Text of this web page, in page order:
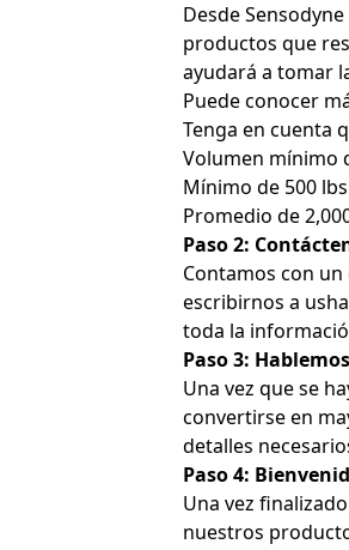
Desde
productos que
ayudará a tomar
Puede conocer
Tenga en cuenta
Volumen mínimo
Mínimo de 500
Promedio de
Paso 2:
Contamos con
escribirnos a
toda la
Paso 3:
Una vez que se
convertirse en
detalles
Paso 4:
Una vez
nuestros